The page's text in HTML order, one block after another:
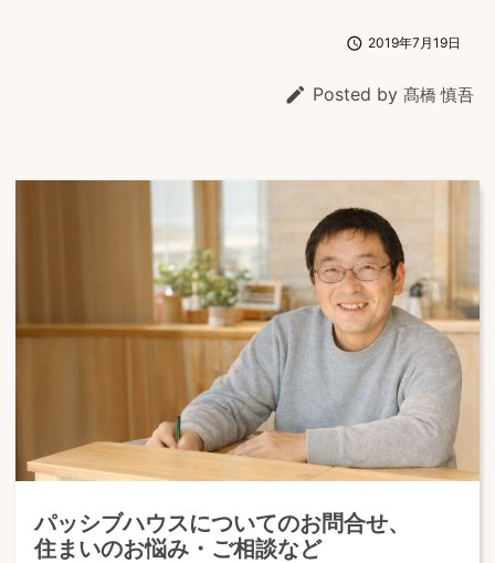
 2019年7月19日
 Posted by 髙橋 慎吾
パッシブハウスについてのお問合せ、
住まいのお悩み・ご相談など